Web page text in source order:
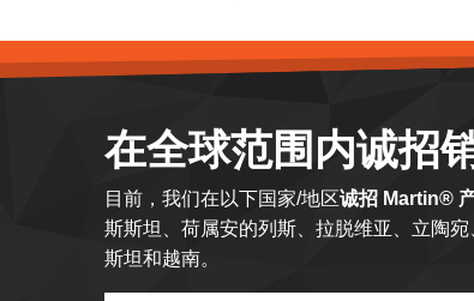
在全球范围内诚招
目前，我们在以下国家/地区诚招 Martin®
斯斯坦、荷属安的列斯、拉脱维亚、立陶
斯坦和越南。